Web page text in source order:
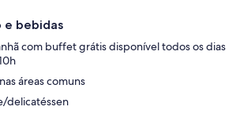
e bebidas
com buffet grátis disponível todos os dias
áreas comuns
delicatéssen